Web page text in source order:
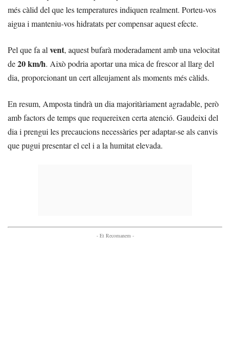
més càlid del que les temperatures indiquen realment. Porteu-vos
aigua i manteniu-vos hidratats per compensar aquest efecte.
Pel que fa alvent, aquest bufarà moderadament amb una velocitat
de20 km/h. Això podria aportar una mica de frescor al llarg del
dia, proporcionant un cert alleujament als moments més càlids.
En resum, Amposta tindrà un dia majoritàriament agradable, però
amb factors de temps que requereixen certa atenció. Gaudeixi del
dia i prengui les precaucions necessàries per adaptar-se als canvis
que pugui presentar el cel i a la humitat elevada.
- Et Recomanem -